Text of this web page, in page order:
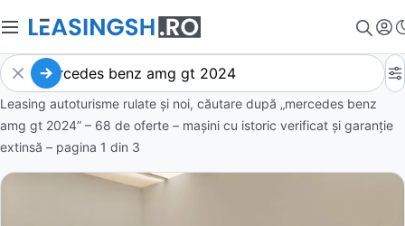
Leasing autoturisme rulate și noi, căutare după „mercedes benz
amg gt 2024” – 68 de oferte – mașini cu istoric verificat și garanție
extinsă – pagina 1 din 3